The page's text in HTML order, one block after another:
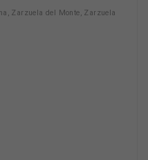
Zarzuela del Monte, Zarzuela